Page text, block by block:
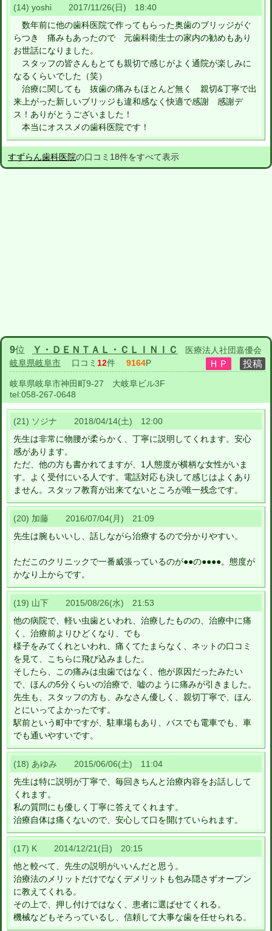
(14) yoshi 2017/11/26(日) 18:40
数年前に他の歯科医院で作ってもらった奥歯のブリッジがぐ
らつき 痛みもあったので 元歯科衛生士の家内の勧めもあり
お世話になりました。
スタッフの皆さんもとても親切で感じがよく通院が楽しみに
なるくらいでした（笑）
治療に関しても 抜歯の痛みもほとんど無く 親切&丁寧で出
来上がった新しいブリッジも違和感なく快適で感謝 感謝デ
ス！ありがとうございました！
本当にオススメの歯科医院です！
すずらん歯科医院の口コミ18件をすべて表示
9位 Ｙ・ＤＥＮＴＡＬ・ＣＬＩＮＩＣ
医療法人社団嘉優会
岐阜県岐阜市 口コミ 12件 9164P
岐阜県岐阜市神田町9-27 大岐阜ビル3F
tel:058-267-0648
(21) ソジナ 2018/04/14(土) 12:00
先生は非常に物腰が柔らかく、丁寧に説明してくれます。安心
感があります。
ただ、他の方も書かれてますが、1人態度が横柄な女性がいま
す。よく受付にいる人です。電話対応も決して感じはよくあり
ません。スタッフ教育が出来てないところが唯一残念です。
(20) 加藤 2016/07/04(月) 21:09
先生は腕もいいし、話しながら治療するので分かりやすい。
ただこのクリニックで一番威張っているのが●●の●●●●。態度が
かなり上からです。
(19) 山下 2015/08/26(水) 21:53
他の病院で、軽い虫歯といわれ、治療したものの、治療中に痛
く、治療前よりひどくなり、でも
様子をみてくれといわれ、痛くてたまらなく、ネットの口コミ
を見て、こちらに飛び込みました。
そしたら、この痛みは虫歯ではなく、他が原因だったみたい
で、ほんの5分くらいの治療で、嘘のように痛みが引きました。
先生も、スタッフの方も、みなさん優しく、親切丁寧で、ほん
とにいってよかったです。
駅前という町中ですが、駐車場もあり、バスでも電車でも、車
でも通いやすいです。
(18) あゆみ 2015/06/06(土) 11:04
先生は特に説明が丁寧で、毎回きちんと治療内容をお話しして
くれます。
私の質問にも優しく丁寧に答えてくれます。
治療自体は痛くないので、安心して口を開けていられます。
(17) K 2014/12/21(日) 20:15
他と較べて、先生の説明がいいんだと思う。
治療法のメリットだけでなくデメリットも包み隠さずオープン
に教えてくれる。
その上で、押し付けではなく、患者に選ばせてくれる。
機械などもそろっているし、信頼して大事な歯を任せられる。